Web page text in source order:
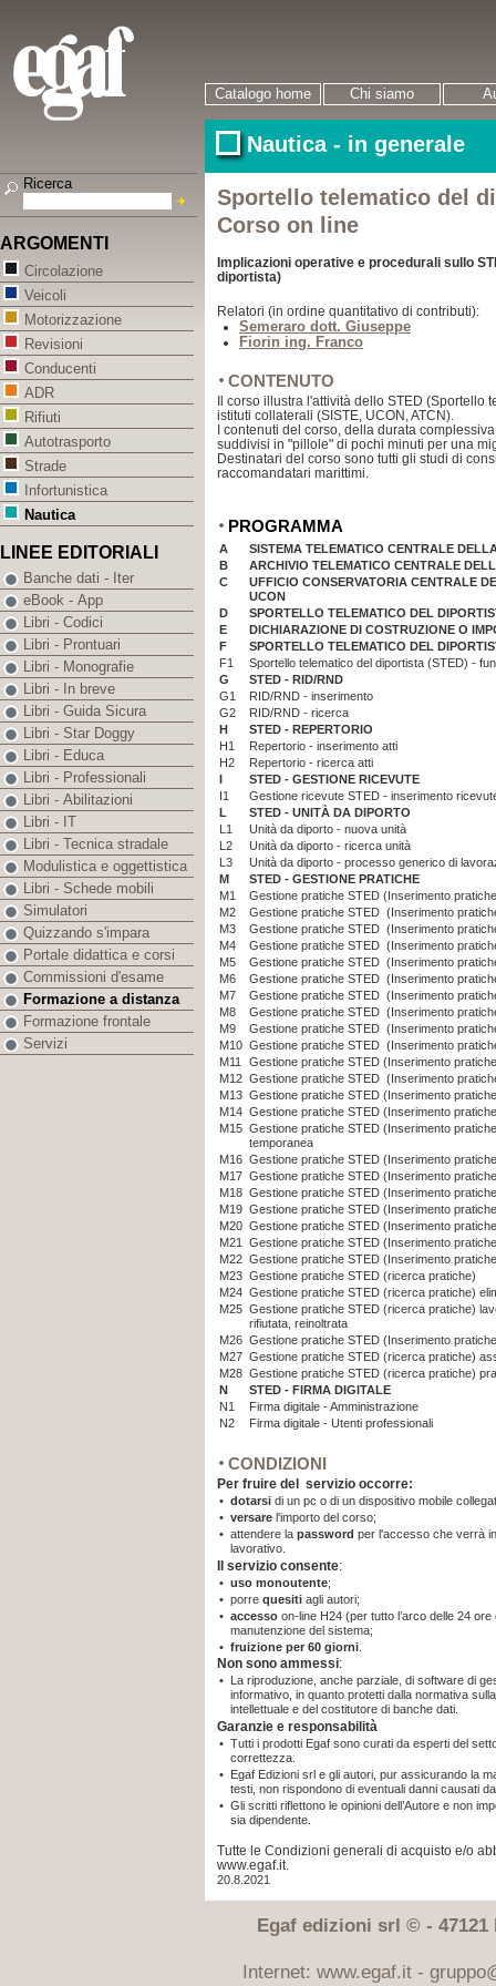
Catalogo home Chi siamo
Nautica - in generale
Sportello telematico del
Corso on line
Implicazioni operative e procedurali sullo
diportista)
Relatori (in ordine quantitativo di contributi):
Semeraro dott. Giuseppe
Fiorin ing. Franco
CONTENUTO
Il corso illustra l'attività dello STED (Sportello
istituti collaterali (SISTE, UCON, ATCN).
I contenuti del corso, della durata
suddivisi in "pillole" di pochi minuti per una
Destinatari del corso sono tutti gli studi di
raccomandatari marittimi.
PROGRAMMA
A
SISTEMA TELEMATICO CENTRALE
B
ARCHIVIO TELEMATICO CENTRALE
C
UFFICIO CONSERVATORIA CENTRALE
UCON
D
SPORTELLO TELEMATICO DEL
E
DICHIARAZIONE DI COSTRUZIONE O
F
SPORTELLO TELEMATICO DEL
F1
Sportello telematico del diportista (STED) -
G
STED - RID/RND
G1
RID/RND - inserimento
G2
RID/RND - ricerca
H
STED - REPERTORIO
H1
Repertorio - inserimento atti
H2
Repertorio - ricerca atti
I
STED - GESTIONE RICEVUTE
I1
Gestione ricevute STED - inserimento
L
STED - UNITÀ DA DIPORTO
L1
Unità da diporto - nuova unità
L2
Unità da diporto - ricerca unità
L3
Unità da diporto - processo generico di
M
STED - GESTIONE PRATICHE
M1
Gestione pratiche STED (Inserimento
M2
Gestione pratiche STED (Inserimento
M3
Gestione pratiche STED (Inserimento
M4
Gestione pratiche STED (Inserimento
M5
Gestione pratiche STED (Inserimento
M6
Gestione pratiche STED (Inserimento
M7
Gestione pratiche STED (Inserimento
M8
Gestione pratiche STED (Inserimento
M9
Gestione pratiche STED (Inserimento
M10 Gestione pratiche STED (Inserimento
M11
Gestione pratiche STED (Inserimento
M12 Gestione pratiche STED (Inserimento
M13 Gestione pratiche STED (Inserimento
M14 Gestione pratiche STED (Inserimento
M15 Gestione pratiche STED (Inserimento
temporanea
M16 Gestione pratiche STED (Inserimento
M17 Gestione pratiche STED (Inserimento
M18 Gestione pratiche STED (Inserimento
M19 Gestione pratiche STED (Inserimento
M20 Gestione pratiche STED (Inserimento
M21
Gestione pratiche STED (Inserimento
M22 Gestione pratiche STED (Inserimento
M23 Gestione pratiche STED (ricerca pratiche)
M24 Gestione pratiche STED (ricerca pratiche)
M25 Gestione pratiche STED (ricerca pratiche)
rifiutata, reinoltrata
M26 Gestione pratiche STED (Inserimento
M27 Gestione pratiche STED (ricerca pratiche)
M28 Gestione pratiche STED (ricerca pratiche)
N
STED - FIRMA DIGITALE
N1
Firma digitale - Amministrazione
N2
Firma digitale - Utenti professionali
CONDIZIONI
Per fruire del servizio occorre:
• dotarsi di un pc o di un dispositivo mobile
• versare l'importo del corso;
• attendere la password per l'accesso che verrà
lavorativo.
Il servizio consente:
• uso monoutente;
• porre quesiti agli autori;
• accesso on-line H24 (per tutto l’arco delle 24
manutenzione del sistema;
• fruizione per 60 giorni
Non sono ammessi:
• La riproduzione, anche parziale, di software di
informativo, in quanto protetti dalla normativa
intellettuale e del costitutore di banche dati.
Garanzie e responsabilità
• Tutti i prodotti Egaf sono curati da esperti del
correttezza.
• Egaf Edizioni srl e gli autori, pur assicurando la
testi, non rispondono di eventuali danni causati
• Gli scritti riflettono le opinioni dell’Autore e non
sia dipendente.
Tutte le Condizioni generali di acquisto e/o
www.egaf.it.
20.8.2021
Egaf edizioni srl © - 47121
Internet: www.egaf.it -
Ricerca
ARGOMENTI
Circolazione
Veicoli
Motorizzazione
Revisioni
Conducenti
ADR
Rifiuti
Autotrasporto
Strade
Infortunistica
Nautica
LINEE EDITORIALI
Banche dati - Iter
eBook - App
Libri - Codici
Libri - Prontuari
Libri - Monografie
Libri - In breve
Libri - Guida Sicura
Libri - Star Doggy
Libri - Educa
Libri - Professionali
Libri - Abilitazioni
Libri - IT
Libri - Tecnica stradale
Modulistica e oggettistica
Libri - Schede mobili
Simulatori
Quizzando s'impara
Portale didattica e corsi
Commissioni d'esame
Formazione a distanza
Formazione frontale
Servizi